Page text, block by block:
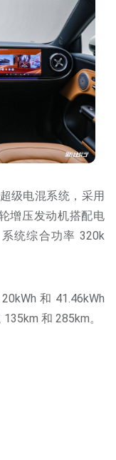
级电混系统，采用
增压发动机搭配电
统综合功率 320k
和 41.46kWh
和 285km。